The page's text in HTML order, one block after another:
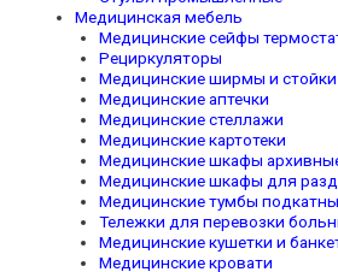
Медицинская мебель
Медицинские сейфы
Рециркуляторы
Медицинские ширмы и стойки
Медицинские аптечки
Медицинские стеллажи
Медицинские картотеки
Медицинские шкафы
Медицинские шкафы для
Медицинские тумбы
Тележки для перевозки
Медицинские кушетки и
Медицинские кровати